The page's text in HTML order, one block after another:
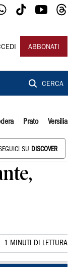
ABBONATI
CERCA
Prato Versilia
SU DISCOVER
1 MINUTI DI LETTURA